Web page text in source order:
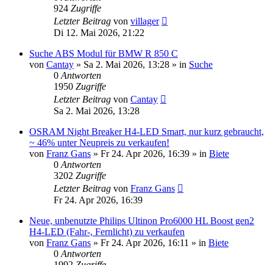
924 Zugriffe
Letzter Beitrag von villager
Di 12. Mai 2026, 21:22
Suche ABS Modul für BMW R 850 C
von Cantay » Sa 2. Mai 2026, 13:28 » in Suche
0 Antworten
1950 Zugriffe
Letzter Beitrag von Cantay
Sa 2. Mai 2026, 13:28
OSRAM Night Breaker H4-LED Smart, nur kurz gebraucht,
~ 46% unter Neupreis zu verkaufen!
von Franz Gans » Fr 24. Apr 2026, 16:39 » in Biete
0 Antworten
3202 Zugriffe
Letzter Beitrag von Franz Gans
Fr 24. Apr 2026, 16:39
Neue, unbenutzte Philips Ultinon Pro6000 HL Boost gen2
H4-LED (Fahr-, Fernlicht) zu verkaufen
von Franz Gans » Fr 24. Apr 2026, 16:11 » in Biete
0 Antworten